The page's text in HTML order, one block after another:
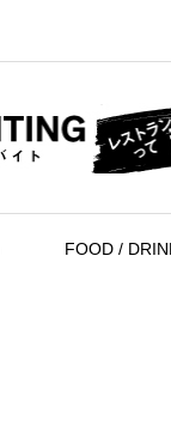
FOOD /